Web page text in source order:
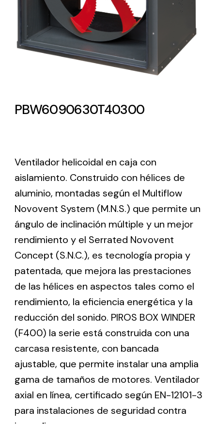
Ventilación
Amplia gama de ventiladores y equipos de
The incorporation of Novovent into the group
meant a greater offer of ventilation products for
Iluminación Solar
Variedad de soluciones solares para todo tipo
Solar lighting
Variety of solar solutions for all kinds of needs.
PBW6090630T40300
Ventilador helicoidal en caja con
aislamiento. Construido con hélices de
aluminio, montadas según el Multiflow
Novovent System (M.N.S.) que permite un
ángulo de inclinación múltiple y un mejor
rendimiento y el Serrated Novovent
Concept (S.N.C.), es tecnología propia y
patentada, que mejora las prestaciones
de las hélices en aspectos tales como el
rendimiento, la eficiencia energética y la
reducción del sonido. PIROS BOX WINDER
(F400) la serie está construida con una
carcasa resistente, con bancada
ajustable, que permite instalar una amplia
gama de tamaños de motores. Ventilador
axial en línea, certificado según EN-12101-3
para instalaciones de seguridad contra